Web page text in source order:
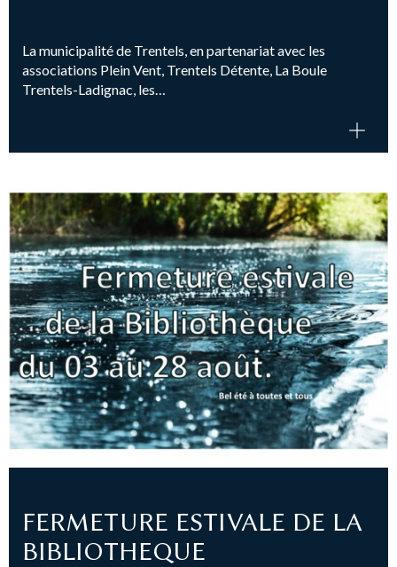
La municipalité de Trentels, en partenariat avec les
associations Plein Vent, Trentels Détente, La Boule
Trentels-Ladignac, les…
FERMETURE ESTIVALE DE LA
BIBLIOTHEQUE